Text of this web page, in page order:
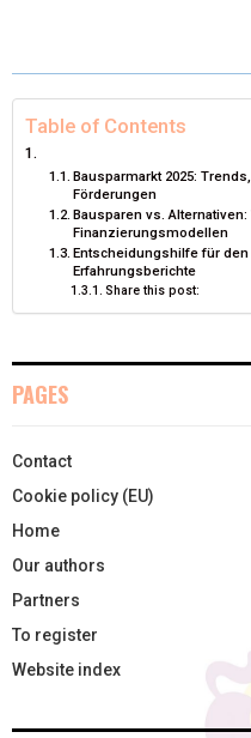
W
T
E
R
E
K
Table of Contents
Bausparmarkt 2025:
Förderungen
Bausparen vs.
Finanzierungsmodellen
Entscheidungshilfe für
Erfahrungsberichte
Share this post:
PAGES
Contact
Cookie policy (EU)
Home
Our authors
Partners
To register
Website index